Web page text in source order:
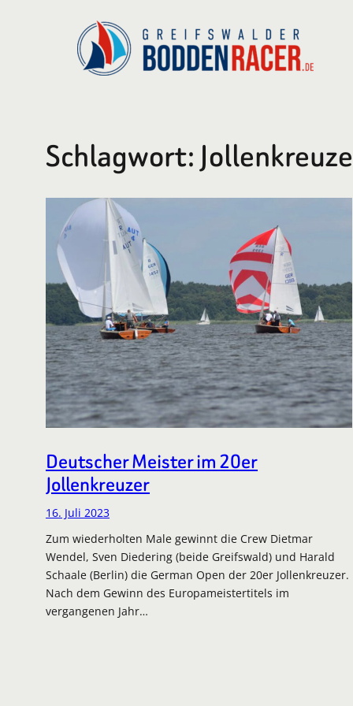
Schlagwort:
Deutscher Meister im 20er
Jollenkreuzer
16. Juli 2023
Zum wiederholten Male gewinnt die Crew Dietmar
Wendel, Sven Diedering (beide Greifswald) und Harald
Schaale (Berlin) die German Open der 20er Jollenkreuzer.
Nach dem Gewinn des Europameistertitels im
vergangenen Jahr…